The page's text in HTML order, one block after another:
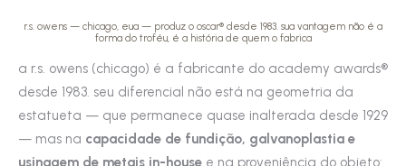
r.s. owens — chicago, eua — produz o oscar® desde 1983. sua vantagem não é a
forma do troféu, é a história de quem o fabrica
a r.s. owens (chicago) é a fabricante do academy awards®
desde 1983. seu diferencial não está na geometria da
estatueta — que permanece quase inalterada desde 1929
— mas na capacidade de fundição, galvanoplastia e
usinagem de metais in-house e na proveniência do objeto: